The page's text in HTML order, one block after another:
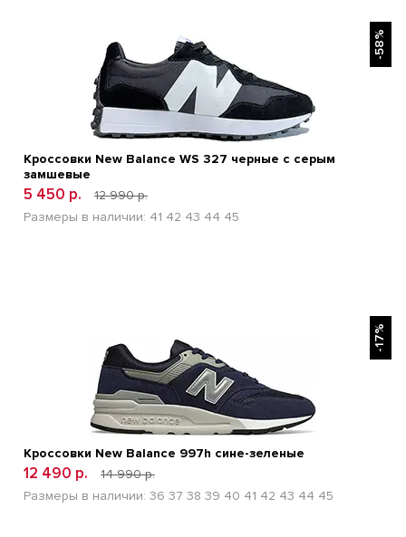
-58%
Кроссовки New Balance WS 327 черные с серым
замшевые
5 450 р.
12 990 р.
Размеры в наличии: 41 42 43 44 45
-17%
Кроссовки New Balance 997h сине-зеленые
12 490 р.
14 990 р.
Размеры в наличии: 36 37 38 39 40 41 42 43 44 45